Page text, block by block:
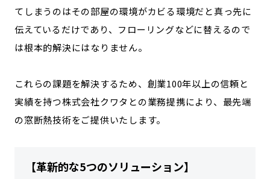
てしまうのはその部屋の環境がカビる環境だと真っ先に
伝えているだけであり、フローリングなどに替えるので
は根本的解決にはなりません。
これらの課題を解決するため、創業100年以上の信頼と
実績を持つ株式会社クワタとの業務提携により、最先端
の窓断熱技術をご提供いたします。
【革新的な5つのソリューション】